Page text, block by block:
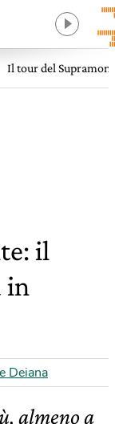
Il tour del
il
in
Deiana
almeno a